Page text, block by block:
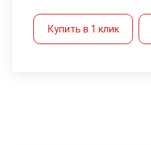
Купить в 1 клик